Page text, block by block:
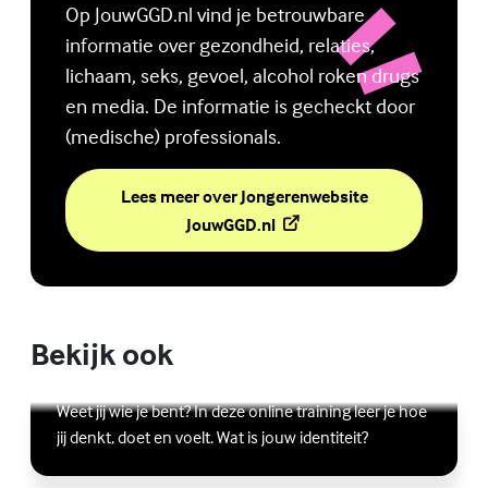
Op JouwGGD.nl vind je betrouwbare
informatie over gezondheid, relaties,
lichaam, seks, gevoel, alcohol roken drugs
en media. De informatie is gecheckt door
(medische) professionals.
Lees meer over Jongerenwebsite
JouwGGD.nl(Externe link)
Bekijk ook
Online zelfhulptraining - Wie ben ik?
Weet jij wie je bent? In deze online training leer je hoe
jij denkt, doet en voelt. Wat is jouw identiteit?
Lees meer over Online zelfhulptraining - Wie ben ik?
(Externe link)
Ben jij digitaal in balans?